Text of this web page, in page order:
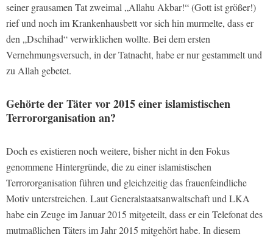
seiner grausamen Tat zweimal „Allahu Akbar!“ (Gott ist größer!)
rief und noch im Krankenhausbett vor sich hin murmelte, dass er
den „Dschihad“ verwirklichen wollte. Bei dem ersten
Vernehmungsversuch, in der Tatnacht, habe er nur gestammelt und
zu Allah gebetet.
Gehörte der Täter vor 2015 einer islamistischen
Terrororganisation an?
Doch es existieren noch weitere, bisher nicht in den Fokus
genommene Hintergründe, die zu einer islamistischen
Terrororganisation führen und gleichzeitig das frauenfeindliche
Motiv unterstreichen. Laut Generalstaatsanwaltschaft und LKA
habe ein Zeuge im Januar 2015 mitgeteilt, dass er ein Telefonat des
mutmaßlichen Täters im Jahr 2015 mitgehört habe. In diesem